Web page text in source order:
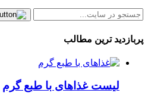
پربازدید ترین مطالب
لیست غذاهای با طبع گرم